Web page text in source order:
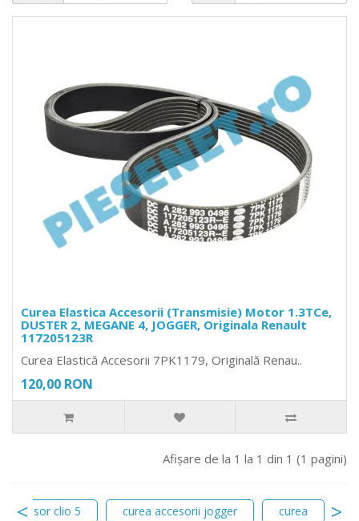
Curea Elastica Accesorii (Transmisie) Motor 1.3TCe,
DUSTER 2, MEGANE 4, JOGGER, Originala Renault
117205123R
Curea Elastică Accesorii 7PK1179, Originală Renau..
120,00 RON
Afişare de la 1 la 1 din 1 (1 pagini)
clio 5 curea accesorii jogger curea